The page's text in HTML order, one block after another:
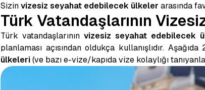
Sizinvizesiz seyahat edebilecek ülkeler arasında
Türk Vatandaşlarının
Türk vatandaşlarınınvizesiz seyahat edebilecek
planlaması açısından oldukça kullanışlıdır.
ülkeleri(ve bazı e-vize/kapıda vize kolaylığı